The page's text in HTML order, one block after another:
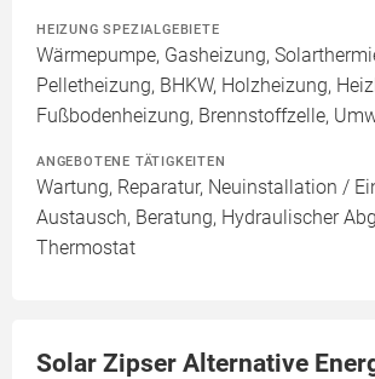
HEIZUNG SPEZIALGEBIETE
Wärmepumpe, Gasheizung,
Pelletheizung, BHKW, Holzheizung,
Fußbodenheizung, Brennstoffzelle,
ANGEBOTENE TÄTIGKEITEN
Wartung, Reparatur, Neuinstallation /
Austausch, Beratung, Hydraulischer
Thermostat
Solar Zipser Alternative